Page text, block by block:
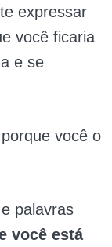
expressar
você ficaria
e se
você o
palavras
você está